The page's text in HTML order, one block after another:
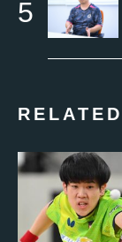
RELATED